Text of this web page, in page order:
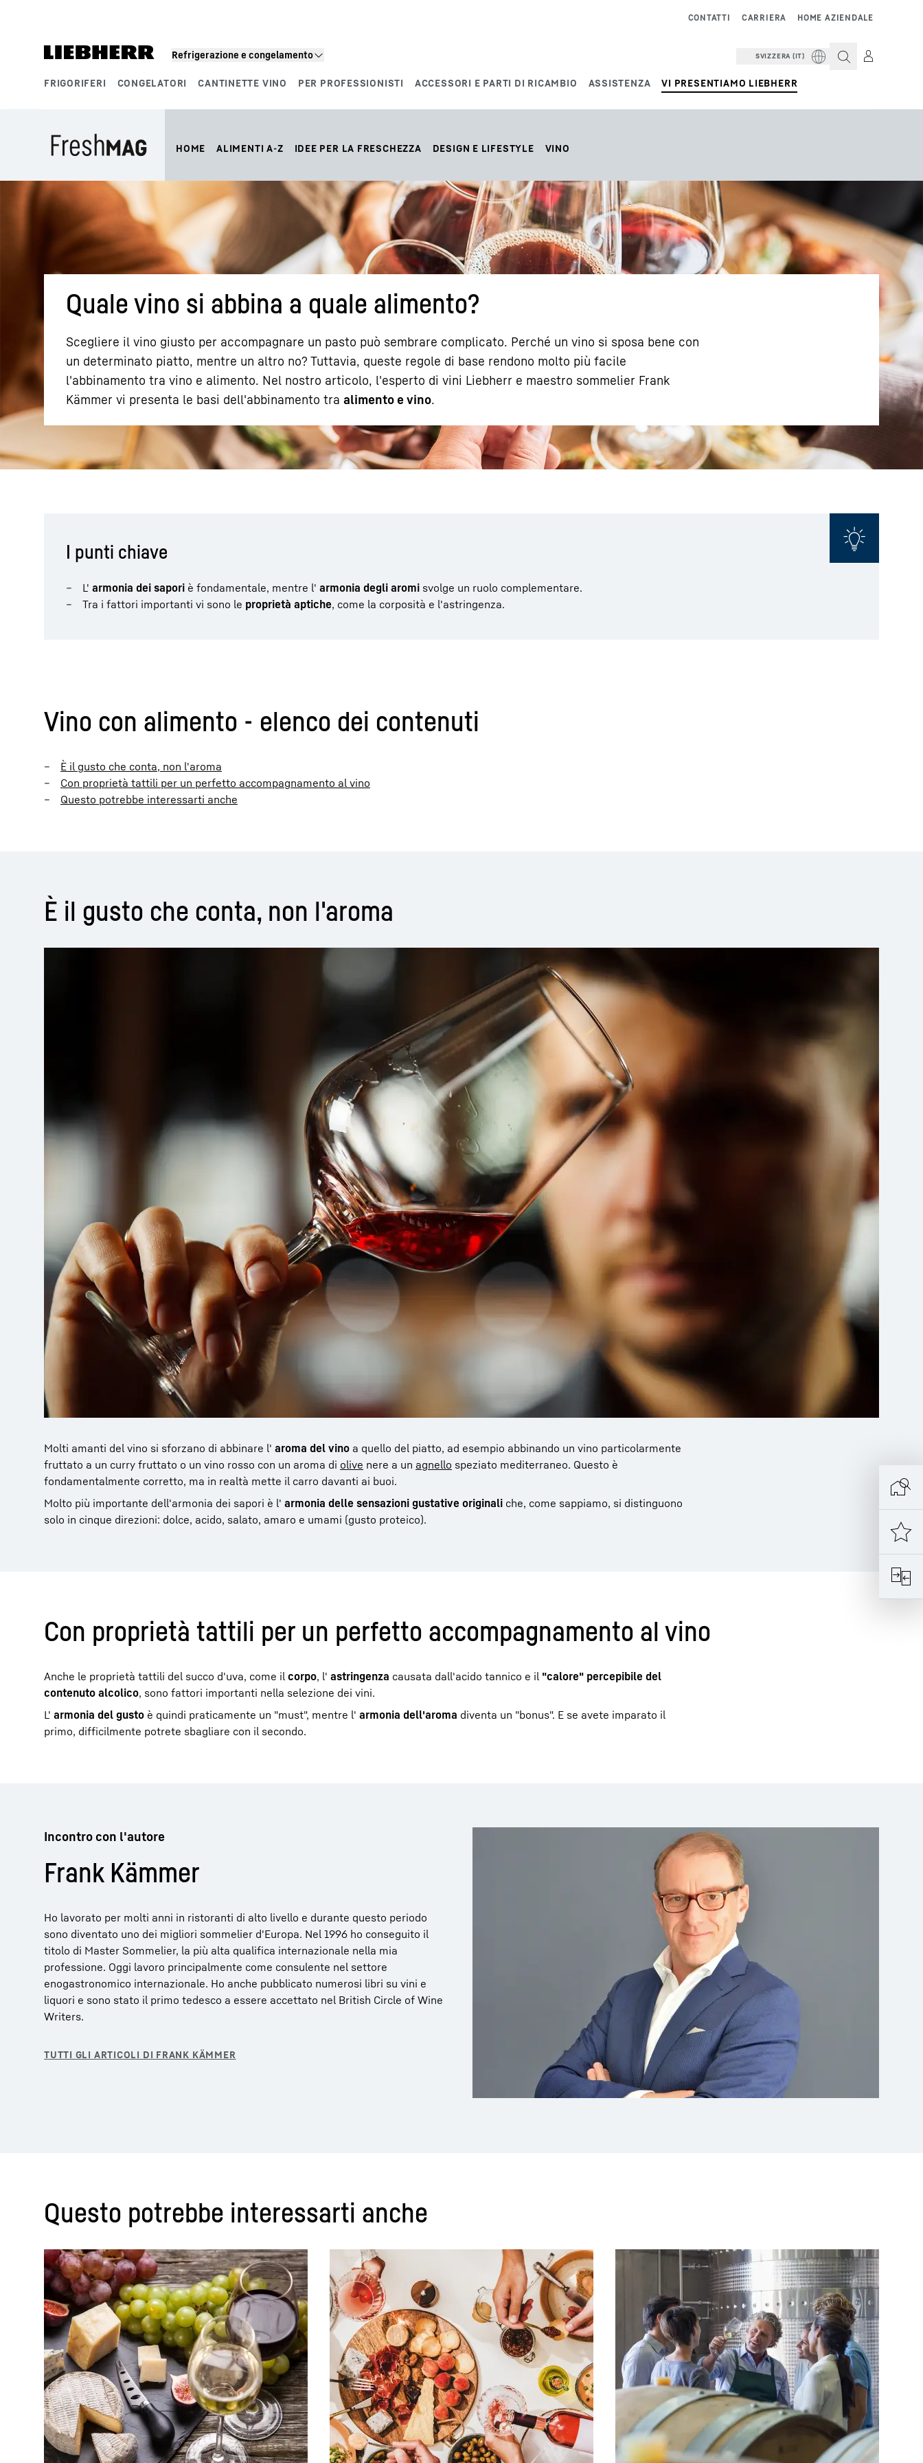
Refrigerazione e congelamento
FRIGORIFERI CONGELATORI CANTINETTE VINO PER PROFESSIONISTI ACCESSORI E PARTI DI RICAMBIO ASSISTENZA VI PRESENTIAMO LIEBHERR
HOME AZIENDALE
CARRIERA
CONTATTI
SVIZZERA (IT)
Maggiori informazioni sulla società Carriera in Liebherr
HOME ALIMENTI A-Z IDEE PER LA FRESCHEZZA DESIGN E LIFESTYLE VINO
Quale vino si abbina a quale alimento?
Scegliere il vino giusto per accompagnare un pasto può sembrare complicato. Perché un vino si sposa bene con
un determinato piatto, mentre un altro no? Tuttavia, queste regole di base rendono molto più facile
l'abbinamento tra vino e alimento. Nel nostro articolo, l'esperto di vini Liebherr e maestro sommelier Frank
Kämmer vi presenta le basi dell'abbinamento tra alimento e vino.
I punti chiave
L' armonia dei sapori è fondamentale, mentre l' armonia degli aromi svolge un ruolo complementare.
Tra i fattori importanti vi sono le proprietà aptiche, come la corposità e l'astringenza.
Vino con alimento - elenco dei contenuti
È il gusto che conta, non l'aroma
Con proprietà tattili per un perfetto accompagnamento al vino
Questo potrebbe interessarti anche
È il gusto che conta, non l'aroma
Molti amanti del vino si sforzano di abbinare l' aroma del vino a quello del piatto, ad esempio abbinando un vino particolarmente
fruttato a un curry fruttato o un vino rosso con un aroma di olive nere a un agnello speziato mediterraneo. Questo è
fondamentalmente corretto, ma in realtà mette il carro davanti ai buoi.
Molto più importante dell'armonia dei sapori è l' armonia delle sensazioni gustative originali che, come sappiamo, si distinguono
solo in cinque direzioni: dolce, acido, salato, amaro e umami (gusto proteico).
Con proprietà tattili per un perfetto accompagnamento al vino
Anche le proprietà tattili del succo d'uva, come il corpo, l' astringenza causata dall'acido tannico e il "calore" percepibile del
contenuto alcolico, sono fattori importanti nella selezione dei vini.
L' armonia del gusto è quindi praticamente un "must", mentre l' armonia dell'aroma diventa un "bonus". E se avete imparato il
primo, difficilmente potrete sbagliare con il secondo.
Incontro con l'autore
Frank Kämmer
Ho lavorato per molti anni in ristoranti di alto livello e durante questo periodo
sono diventato uno dei migliori sommelier d'Europa. Nel 1996 ho conseguito il
titolo di Master Sommelier, la più alta qualifica internazionale nella mia
professione. Oggi lavoro principalmente come consulente nel settore
enogastronomico internazionale. Ho anche pubblicato numerosi libri su vini e
liquori e sono stato il primo tedesco a essere accettato nel British Circle of Wine
Writers.
Questo potrebbe interessarti anche